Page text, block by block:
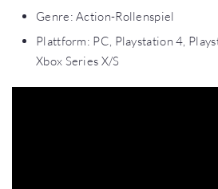
Genre: Action-Rollenspiel
Plattform: PC, Playstation 4,
Xbox Series X/S